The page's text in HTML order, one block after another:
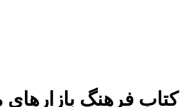
کتاب فرهنگ بازارهای